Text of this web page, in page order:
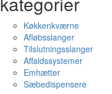
Køkkenkværne
Afløbsslanger
Tilslutningsslanger
Affaldssystemer
Emhætter
Sæbedispensere